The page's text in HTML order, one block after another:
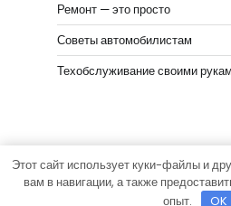
Ремонт — это просто
Советы автомобилистам
Техобслуживание своими
Copyright © 2026Мир моторов
Этот сайт использует куки-файлы и
вам в навигации, а также
опыт.
OK